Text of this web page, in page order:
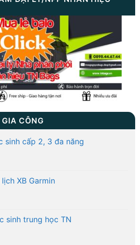
CÔNG
sinh cấp 2, 3 đa năng
XB Garmin
sinh trung học TN